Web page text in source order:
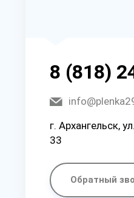
8 (818)
г. Архангельск,
33
Обратный